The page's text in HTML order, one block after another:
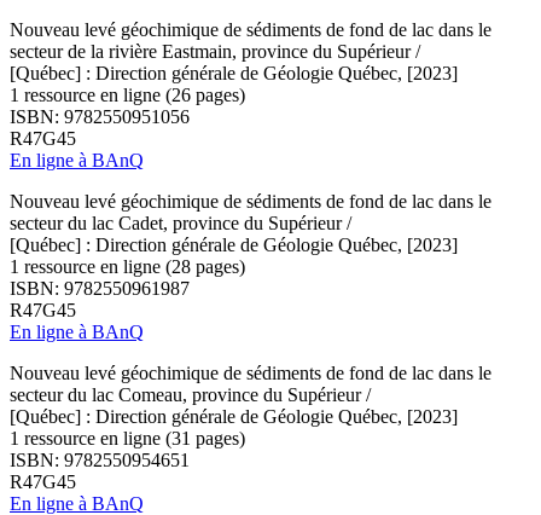
Nouveau levé géochimique de sédiments de fond de lac dans le
secteur de la rivière Eastmain, province du Supérieur /
[Québec] : Direction générale de Géologie Québec, [2023]
1 ressource en ligne (26 pages)
ISBN: 9782550951056
R47G45
En ligne à BAnQ
Nouveau levé géochimique de sédiments de fond de lac dans le
secteur du lac Cadet, province du Supérieur /
[Québec] : Direction générale de Géologie Québec, [2023]
1 ressource en ligne (28 pages)
ISBN: 9782550961987
R47G45
En ligne à BAnQ
Nouveau levé géochimique de sédiments de fond de lac dans le
secteur du lac Comeau, province du Supérieur /
[Québec] : Direction générale de Géologie Québec, [2023]
1 ressource en ligne (31 pages)
ISBN: 9782550954651
R47G45
En ligne à BAnQ